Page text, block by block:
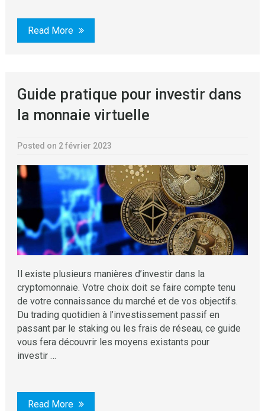
Read More
Guide pratique pour investir dans
la monnaie virtuelle
Posted on 2 février 2023
Il existe plusieurs manières d’investir dans la
cryptomonnaie. Votre choix doit se faire compte tenu
de votre connaissance du marché et de vos objectifs.
Du trading quotidien à l’investissement passif en
passant par le staking ou les frais de réseau, ce guide
vous fera découvrir les moyens existants pour
investir …
Read More